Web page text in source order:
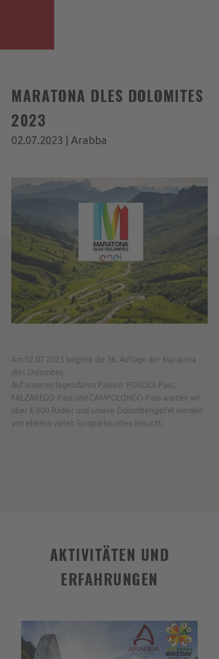
MARATONA DLES DOLOMITES
2023
02.07.2023 | Arabba
Am 02.07.2023 beginnt die 36. Auflage der Maratona
dles Dolomites
Auf unseren legendären Pässen: PORDOI-Pass,
FALZAREGO-Pass und CAMPOLONGO-Pass warten wir
über 6.000 Radler und unsere Dolomitengipfel werden
von ebenso vielen Sympathisanten besucht.
AKTIVITÄTEN UND
ERFAHRUNGEN